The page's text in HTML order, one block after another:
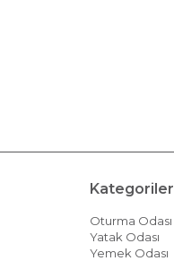
Kategoriler
Oturma Odası
Yatak Odası
Yemek Odası